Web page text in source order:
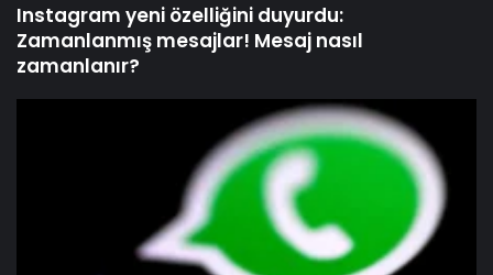
Instagram yeni özelliğini duyurdu:
Zamanlanmış mesajlar! Mesaj nasıl
zamanlanır?